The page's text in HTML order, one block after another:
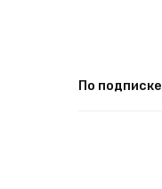
По подписке